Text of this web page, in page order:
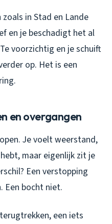
in Stad en Lande
en je beschadigt het al
voorzichtig en je schuift
op. Het is een
en overgangen
Je voelt weerstand,
maar eigenlijk zit je
Een verstopping
Een bocht niet.
een iets